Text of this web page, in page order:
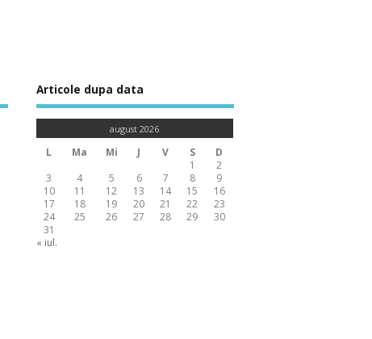
Articole dupa data
august 2026
L Ma Mi J V S
D
1
2
3
4 5 6 7 8
9
10
11 12 13 14 15
16
17
18 19 20 21 22
23
24
25 26 27 28 29
30
31
« iul.